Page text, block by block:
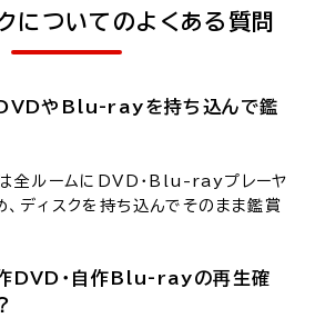
についてのよくある質問
やBlu-rayを持ち込んで鑑
全ルームにDVD・Blu-rayプレーヤ
ディスクを持ち込んでそのまま鑑賞
DVD・自作Blu-rayの再生確